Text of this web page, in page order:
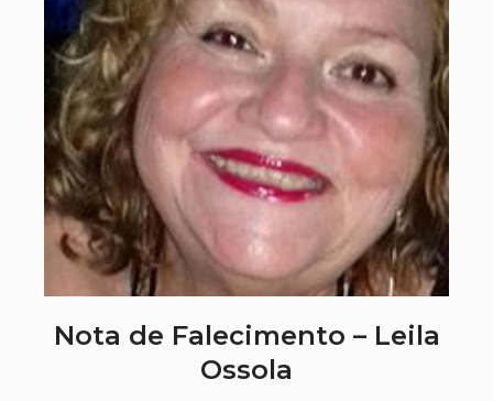
Nota de Falecimento – Leila
Ossola